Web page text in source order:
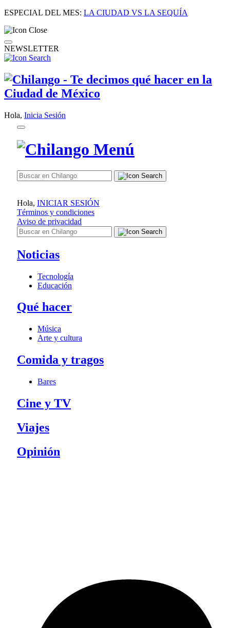
ESPECIAL DEL MES: LA CIUDAD VS LA SEQUÍA
NEWSLETTER
Hola, Inicia Sesión
Hola, INICIAR SESIÓN
Términos y condiciones
Aviso de privacidad
Noticias
Tecnología
Educación
Qué hacer
Música
Arte y cultura
Comida y tragos
Bares
Cine y TV
Viajes
Opinión